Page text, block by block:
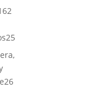
25
2626